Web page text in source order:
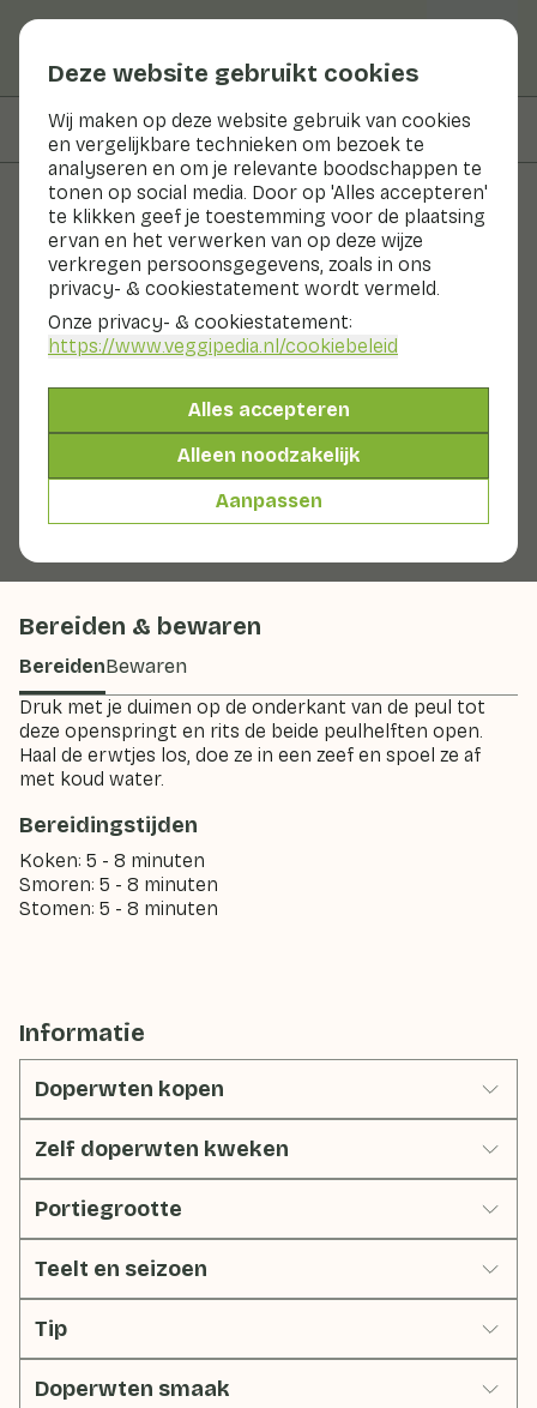
Deze website gebruikt cookies
Wij maken op deze website gebruik van cookies
en vergelijkbare technieken om bezoek te
analyseren en om je relevante boodschappen te
tonen op social media. Door op 'Alles accepteren'
te klikken geef je toestemming voor de plaatsing
ervan en het verwerken van op deze wijze
verkregen persoonsgegevens, zoals in ons
privacy- & cookiestatement wordt vermeld.
Onze privacy- & cookiestatement:
https://www.veggipedia.nl/cookiebeleid
Alles accepteren
Alleen noodzakelijk
Aanpassen
Op deze pagina Recepten met
Groenten en fruit
Doperwten
Groenten Koelkast
stuks tegelijk in een peul. Verse doperwten worden
onrijp geoogst. De suiker in de erwt is dan nog niet
omgezet in zetmeel, hierdoor smaken ze lekker zoet.
Dit is ook de reden dat ze tot groenten worden
gerekend. Plantkundig is de doperwt dus een
peulvrucht, maar voedingskundig niet.
Bereiden & bewaren
BereidenBewaren
Druk met je duimen op de onderkant van de peul tot
deze openspringt en rits de beide peulhelften open.
Haal de erwtjes los, doe ze in een zeef en spoel ze af
met koud water.
Bereidingstijden
Koken: 5 - 8 minuten
Smoren: 5 - 8 minuten
Stomen: 5 - 8 minuten
Informatie
Doperwten kopen
Zelf doperwten kweken
Portiegrootte
Teelt en seizoen
Tip
Doperwten smaak